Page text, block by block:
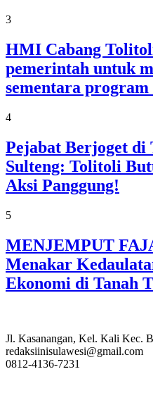
3
HMI Cabang
pemerintah untuk
sementara
4
Pejabat Berjoget di
Sulteng: Tolitoli
Aksi Panggung!
5
MENJEMPUT
Menakar
Ekonomi di Tanah
Jl. Kasanangan, Kel. Kali Kec.
redaksiinisulawesi@gmail.com
0812-4136-7231